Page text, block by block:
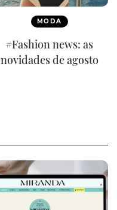
MODA
#Fashion news: as
novidades de agosto